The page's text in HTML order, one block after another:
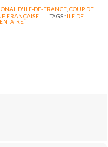
D'ILE-DE-FRANCE, COUP DE
FRANÇAISE TAGS : ILE DE